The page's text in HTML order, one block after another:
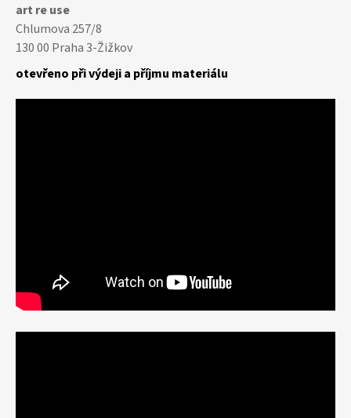
art re use
Chlumova 257/8
130 00 Praha 3-Žižkov
otevřeno při výdeji a příjmu materiálu